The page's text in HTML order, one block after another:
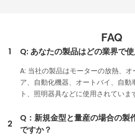
FAQ
1 Q: あなたの製品はどの業界で
A: 当社の製品はモーターの放熱、
ア、自動化機器、オートバイ、自動
ト、照明器具などに使用されていま
2
Q：新規金型と量産の場合の製
ですか？